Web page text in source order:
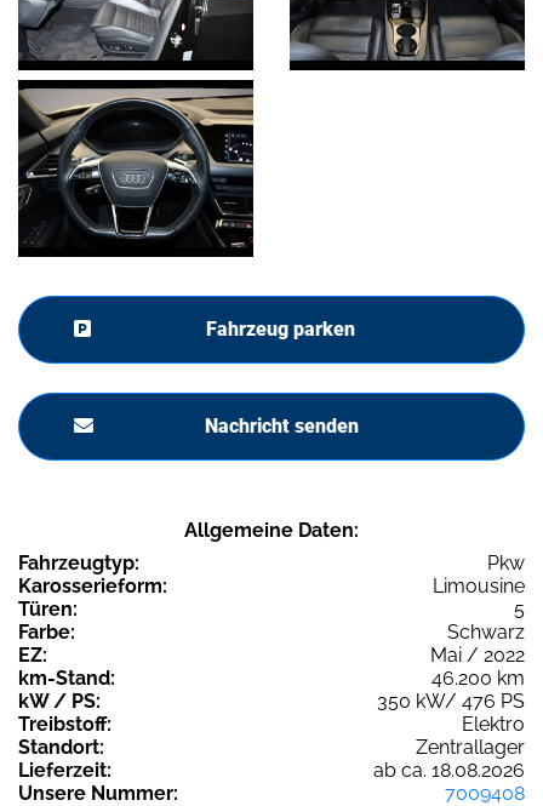
Fahrzeug parken
Nachricht senden
Allgemeine Daten:
Fahrzeugtyp:
Pkw
Karosserieform:
Limousine
Türen:
5
Farbe:
Schwarz
EZ:
Mai / 2022
km-Stand:
46.200 km
kW / PS:
350 kW/ 476 PS
Treibstoff:
Elektro
Standort:
Zentrallager
Lieferzeit:
ab ca. 18.08.2026
Unsere Nummer:
7009408